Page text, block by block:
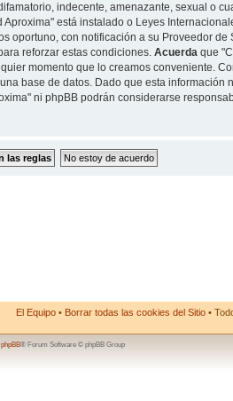
indecente, amenazante, sexual o
está instalado o Leyes
oportuno, con notificación a su Proveedor de
reforzar estas condiciones. Acuerdaque
momento que lo creamos conveniente.
base de datos. Dado que esta información
ni phpBB podrán considerarse
El Equipo • Borrar todas las cookies del Sitio •
phpBB® Forum Software © phpBB Group